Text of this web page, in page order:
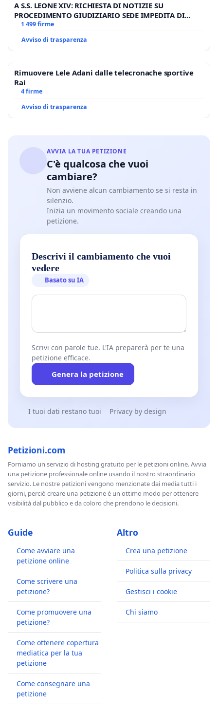
A S.S. LEONE XIV: RICHIESTA DI NOTIZIE SU
PROCEDIMENTO GIUDIZIARIO SEDE IMPEDITA DI
BENEDETTO XVI
1 499 firme
Avviso di trasparenza
Rimuovere Lele Adani dalle telecronache sportive
Rai
4 firme
Avviso di trasparenza
AVVIA LA TUA PETIZIONE
C'è qualcosa che vuoi
cambiare?
Non avviene alcun cambiamento se si resta in
silenzio.
Inizia un movimento sociale creando una
petizione.
Descrivi il cambiamento che vuoi
vedere
Basato su IA
Scrivi con parole tue. L'IA preparerà per te una
petizione efficace.
Genera la petizione
I tuoi dati restano tuoi Privacy by design
Petizioni.com
Forniamo un servizio di hosting gratuito per le petizioni online. Avvia
una petizione professionale online usando il nostro straordinario
servizio. Le nostre petizioni vengono menzionate dai media tutti i
giorni, perciò creare una petizione è un ottimo modo per ottenere
visibilità dal pubblico e da coloro che prendono le decisioni.
Guide
Come avviare una
petizione online
Come scrivere una
petizione?
Come promuovere una
petizione?
Come ottenere copertura
mediatica per la tua
petizione
Come consegnare una
petizione
Altro
Crea una petizione
Politica sulla privacy
Gestisci i cookie
Chi siamo